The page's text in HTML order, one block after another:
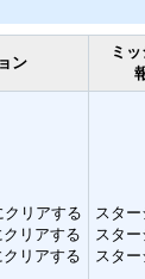
ン
ミ
リアする
リアする
リアする
スタ
スタ
スタ